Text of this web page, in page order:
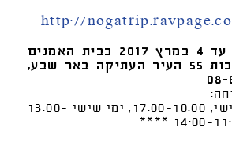
http://
התערוכה תוצג עד 4 במרץ 2017 בבית האמנים
בנגב, רחוב האבות 55 העיר העתיקה באר שבע,
ימים שני עד חמישי, 17:00-10:00, ימי שישי 13:00-